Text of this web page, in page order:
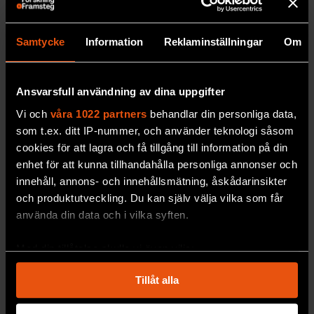
Samtycke Information Reklaminställningar Om
Ansvarsfull användning av dina uppgifter
Vi och våra 1022 partners behandlar din personliga data,
som t.ex. ditt IP-nummer, och använder teknologi såsom
cookies för att lagra och få tillgång till information på din
enhet för att kunna tillhandahålla personliga annonser och
innehåll, annons- och innehållsmätning, åskådarinsikter
och produktutveckling. Du kan själv välja vilka som får
använda din data och i vilka syften.
Med din tillåtelse skulle vi även vilja:
som kan ha en noggrannhet på upp till flera meter
Identifiera din enhet genom att aktivt skanna den
Tillåt alla
Vävnadsprov från hjärtmuskelngav en viktig
Frågesport ledde till udda
diagnos